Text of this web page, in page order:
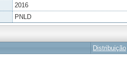
2016
PNLD
Distribuição